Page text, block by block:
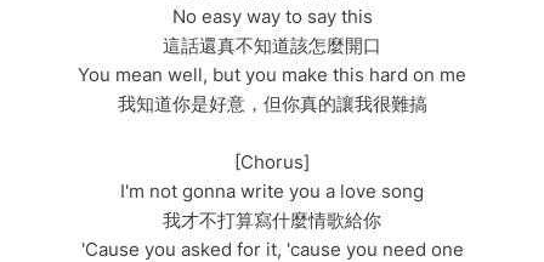
No easy way to say this
這話還真不知道該怎麼開口
You mean well, but you make this hard on me
我知道你是好意，但你真的讓我很難搞
[Chorus]
I'm not gonna write you a love song
我才不打算寫什麼情歌給你
'Cause you asked for it, 'cause you need one